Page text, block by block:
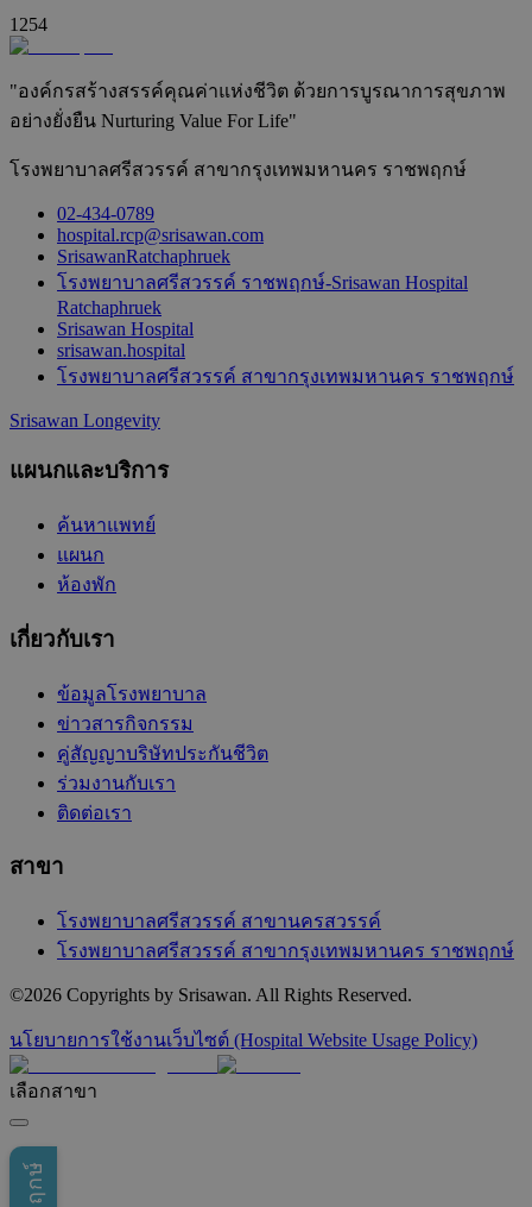
1254
"องค์กรสร้างสรรค์คุณค่าแห่งชีวิต ด้วยการบูรณาการสุขภาพ
อย่างยั่งยืน Nurturing Value For Life"
โรงพยาบาลศรีสวรรค์ สาขากรุงเทพมหานคร ราชพฤกษ์
02-434-0789
hospital.rcp@srisawan.com
SrisawanRatchaphruek
โรงพยาบาลศรีสวรรค์ ราชพฤกษ์-Srisawan Hospital
Ratchaphruek
Srisawan Hospital
srisawan.hospital
โรงพยาบาลศรีสวรรค์ สาขากรุงเทพมหานคร ราชพฤกษ์
Srisawan Longevity
แผนกและบริการ
ค้นหาแพทย์
แผนก
ห้องพัก
เกี่ยวกับเรา
ข้อมูลโรงพยาบาล
ข่าวสารกิจกรรม
คู่สัญญาบริษัทประกันชีวิต
ร่วมงานกับเรา
ติดต่อเรา
สาขา
โรงพยาบาลศรีสวรรค์ สาขานครสวรรค์
โรงพยาบาลศรีสวรรค์ สาขากรุงเทพมหานคร ราชพฤกษ์
©2026 Copyrights by Srisawan. All Rights Reserved.
นโยบายการใช้งานเว็บไซต์ (Hospital Website Usage Policy)
เลือกสาขา